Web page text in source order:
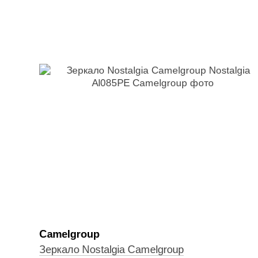
Camelgroup
Зеркало Nostalgia Camelgroup